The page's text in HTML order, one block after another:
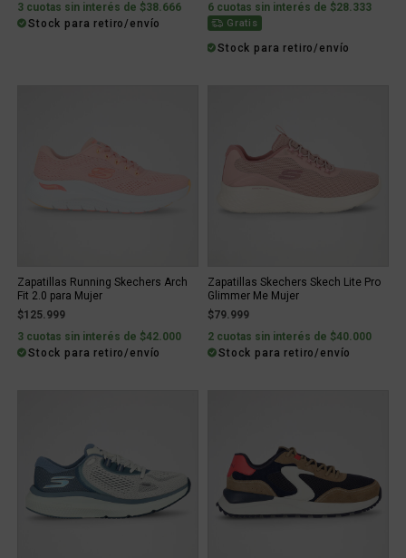
3 cuotas sin interés de $38.666
Stock para retiro/envío
6 cuotas sin interés de $28.333
Gratis
Stock para retiro/envío
Zapatillas Running Skechers Arch
Fit 2.0 para Mujer
$125.999
3 cuotas sin interés de $42.000
Stock para retiro/envío
Zapatillas Skechers Skech Lite Pro
Glimmer Me Mujer
$79.999
2 cuotas sin interés de $40.000
Stock para retiro/envío